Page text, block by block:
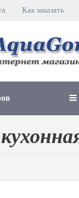
Как заказать